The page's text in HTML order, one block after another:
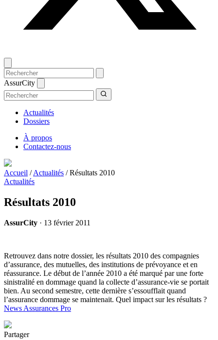
AssurCity
Actualités
Dossiers
À propos
Contactez-nous
Accueil /Actualités /Résultats 2010
Actualités
Résultats 2010
AssurCity · 13 février 2011
Retrouvez dans notre dossier, les résultats 2010 des compagnies
d’assurance, des mutuelles, des institutions de prévoyance et en
réassurance. Le début de l’année 2010 a été marqué par une forte
sinistralité en dommage quand la collecte d’assurance-vie se portait
bien. Au second semestre, cette dernière s’essoufflait quand
l’assurance dommage se maintenait. Quel impact sur les résultats ?
News Assurances Pro
Partager